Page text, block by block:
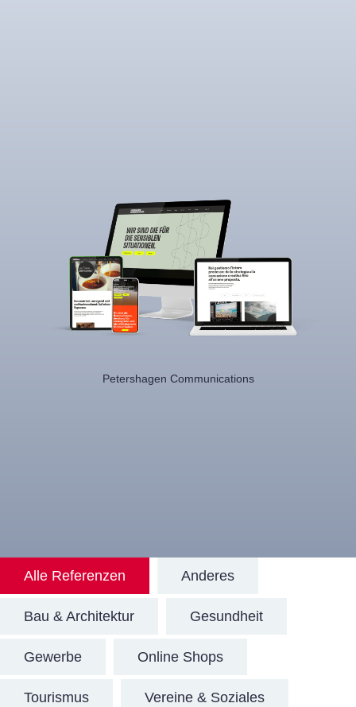
Petershagen Communications
Alle Referenzen Anderes
Bau & Architektur Gesundheit
Gewerbe Online Shops
Tourismus Vereine & Soziales